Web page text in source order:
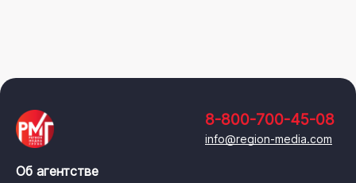
8-800-700-45-08
info@region-media.com
Об агентстве